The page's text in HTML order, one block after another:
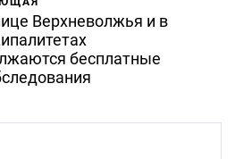
Верхневолжья и в
бесплатные